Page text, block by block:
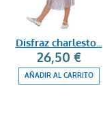
Disfraz charlesto...
26,50 €
AÑADIR AL CARRITO